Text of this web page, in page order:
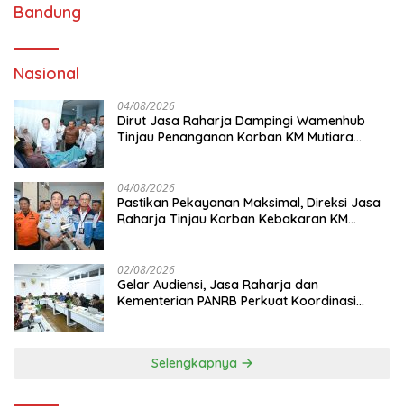
Bandung
Nasional
04/08/2026
Dirut Jasa Raharja Dampingi Wamenhub
Tinjau Penanganan Korban KM Mutiara
04/08/2026
Pastikan Pekayanan Maksimal, Direksi Jasa
Raharja Tinjau Korban Kebakaran KM
02/08/2026
Gelar Audiensi, Jasa Raharja dan
Kementerian PANRB Perkuat Koordinasi
Selengkapnya